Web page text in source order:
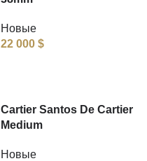
Новые
22 000 $
Cartier Santos De Cartier
Medium
Новые